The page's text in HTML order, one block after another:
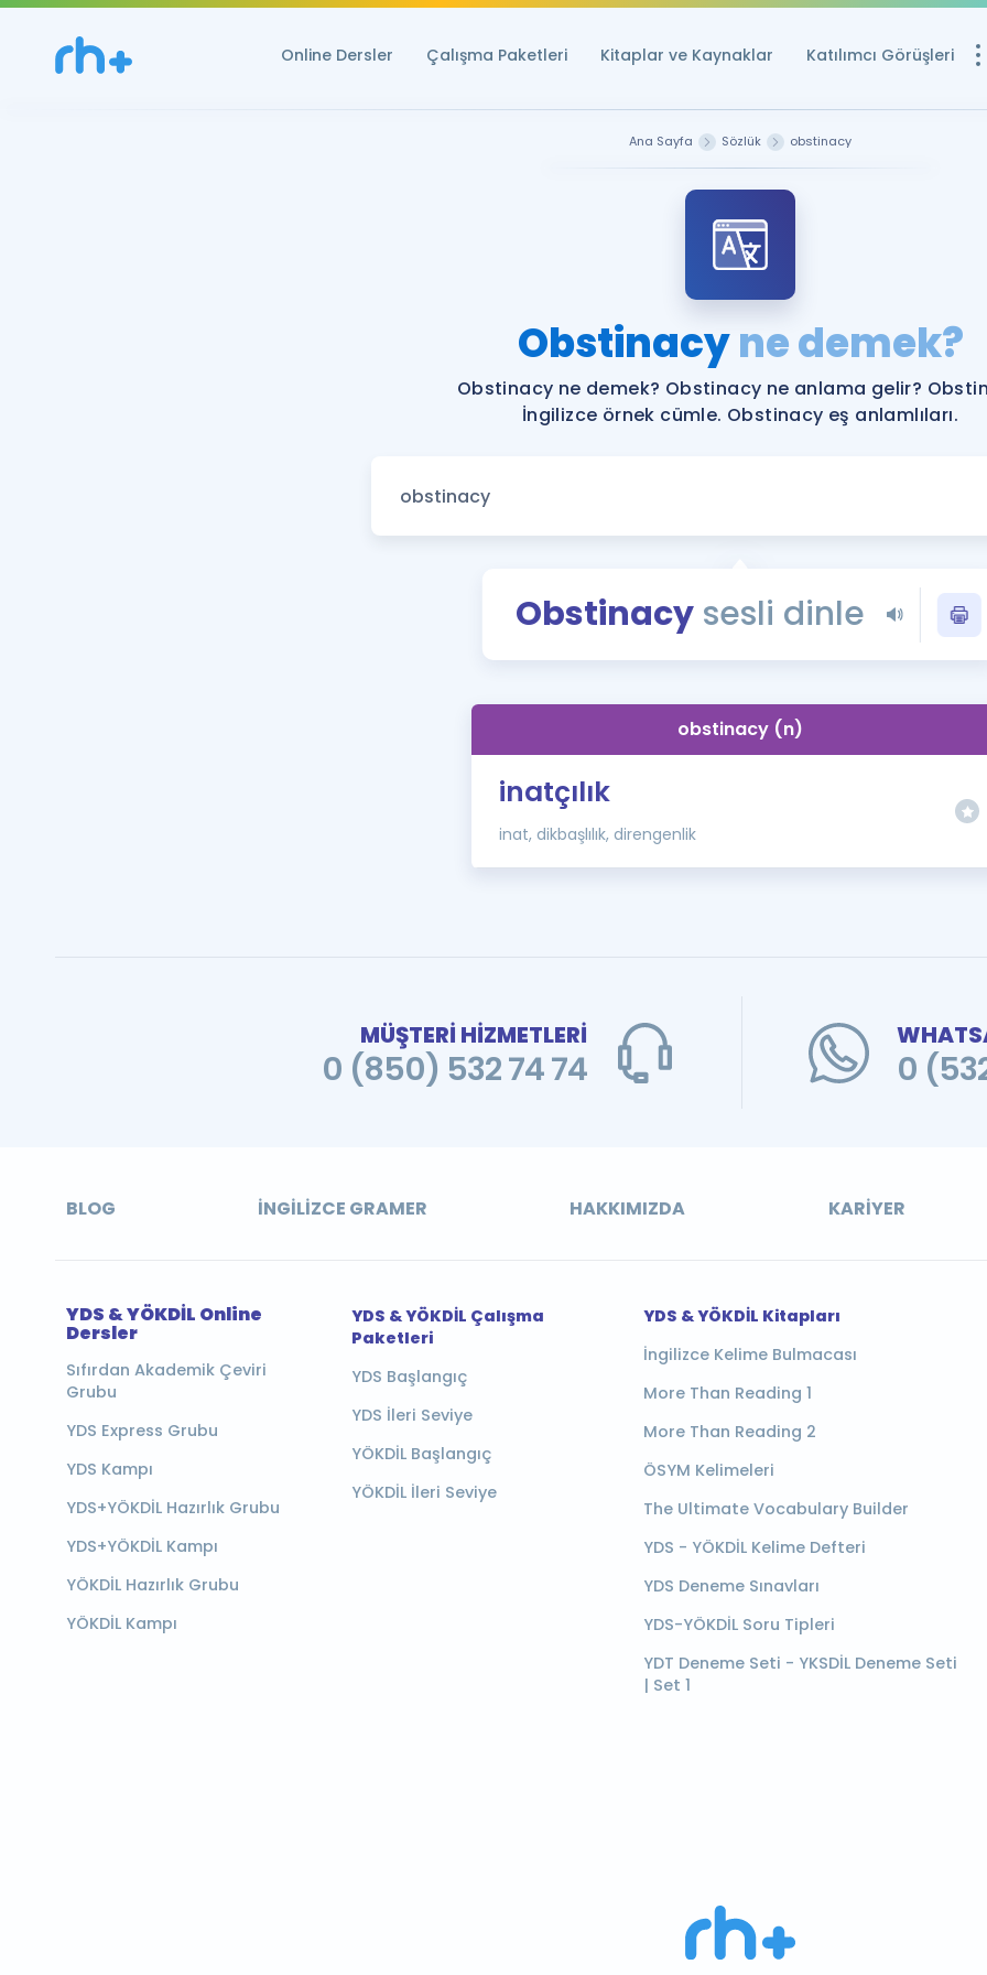
Online Dersler Çalışma Paketleri Kitaplar ve Kaynaklar Katılımcı Görüşleri
YDS ve YÖKDİL
YDS ve YÖKDİL'e
Tüm ÖSYM
YDS - YÖKDİL
İngilizce
Ana Sayfa Sözlük obstinacy
Obstinacyne demek?
Obstinacy ne demek? Obstinacy ne anlama gelir?
İngilizce örnek cümle. Obstinacy eş anlamlıları.
Obstinacysesli dinle
obstinacy (n)
inatçılık
inat, dikbaşlılık, direngenlik
MÜŞTERİ HİZMETLERİ
0 (850) 532 74 74 0
BLOG İNGILIZCE GRAMER HAKKIMIZDA KARIYER
YDS & YÖKDİL Online
Dersler
Sıfırdan Akademik Çeviri
Grubu
YDS Express Grubu
YDS Kampı
YDS+YÖKDİL Hazırlık Grubu
YDS+YÖKDİL Kampı
YÖKDİL Hazırlık Grubu
YÖKDİL Kampı
YDS & YÖKDİL Çalışma
Paketleri
YDS Başlangıç
YDS İleri Seviye
YÖKDİL Başlangıç
YÖKDİL İleri Seviye
YDS & YÖKDİL Kitapları
İngilizce Kelime Bulmacası
More Than Reading 1
More Than Reading 2
ÖSYM Kelimeleri
The Ultimate Vocabulary Builder
YDS - YÖKDİL Kelime Defteri
YDS Deneme Sınavları
YDS-YÖKDİL Soru Tipleri
YDT Deneme Seti - YKSDİL Deneme Seti
| Set 1